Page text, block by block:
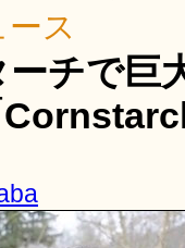
ス
チで巨